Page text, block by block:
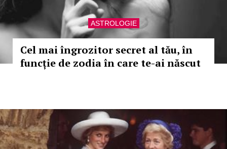
ASTROLOGIE
Cel mai îngrozitor secret al tău, în
funcție de zodia în care te-ai născut